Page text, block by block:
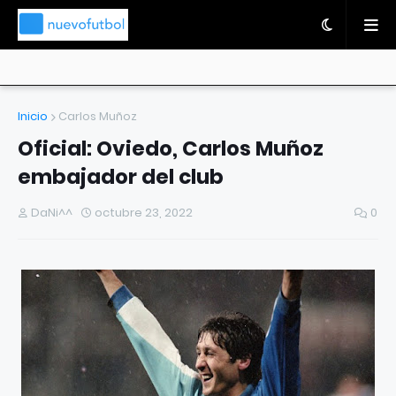
Inicio Carlos Muñoz
Oficial: Oviedo, Carlos Muñoz
embajador del club
DaNi^^ octubre 23, 2022 0